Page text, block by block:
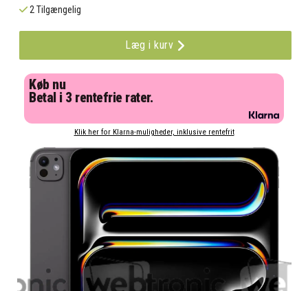
2 Tilgængelig
Læg i kurv
Køb nu
Betal i 3 rentefrie rater.
Klik her for Klarna-muligheder, inklusive rentefrit